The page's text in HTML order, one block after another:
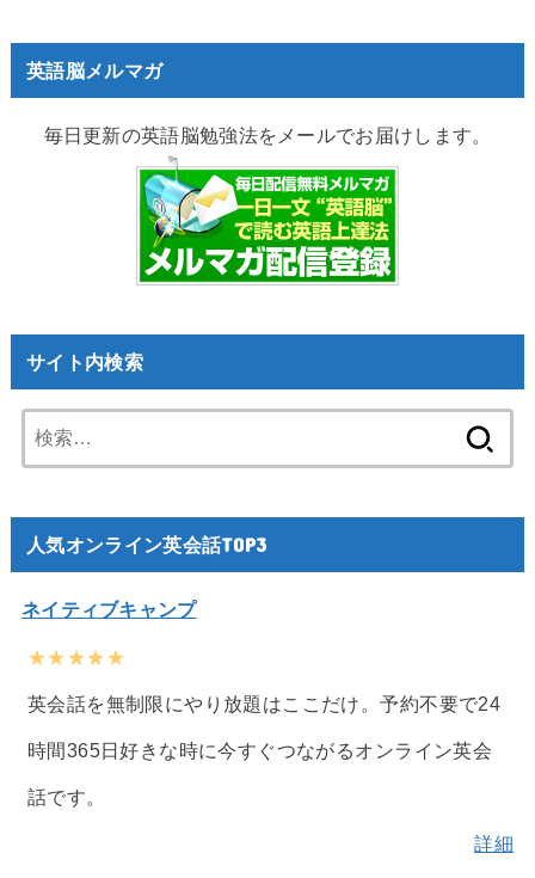
英語脳メルマガ
毎日更新の英語脳勉強法をメールでお届けします。
サイト内検索
索:
人気オンライン英会話TOP3
ネイティブキャンプ
★★★★★
英会話を無制限にやり放題はここだけ。予約不要で24
時間365日好きな時に今すぐつながるオンライン英会
話です。
詳細